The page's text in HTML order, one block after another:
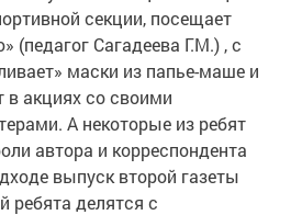
секции, посещает
(педагог Сагадеева Г.М.) , с
маски из папье-маше и
в акциях со своими
А некоторые из ребят
автора и корреспондента
выпуск второй газеты
ребята делятся с